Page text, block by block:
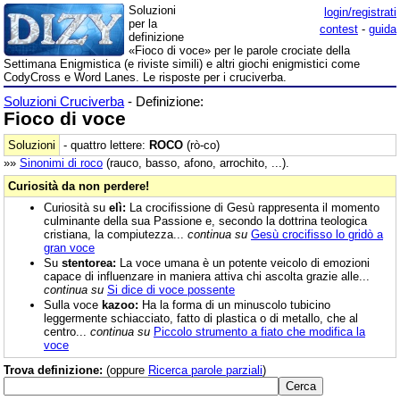
login/registrati
contest - guida
Soluzioni
per la
definizione
«Fioco di voce» per le parole crociate della
Settimana Enigmistica (e riviste simili) e altri giochi enigmistici come
CodyCross e Word Lanes. Le risposte per i cruciverba.
Soluzioni Cruciverba - Definizione:
Fioco di voce
Soluzioni - quattro lettere: ROCO (rò-co)
»» Sinonimi di roco (rauco, basso, afono, arrochito, ...).
Curiosità da non perdere!
Curiosità su elì: La crocifissione di Gesù rappresenta il momento
culminante della sua Passione e, secondo la dottrina teologica
cristiana, la compiutezza... continua su Gesù crocifisso lo gridò a
gran voce
Su stentorea: La voce umana è un potente veicolo di emozioni
capace di influenzare in maniera attiva chi ascolta grazie alle...
continua su Si dice di voce possente
Sulla voce kazoo: Ha la forma di un minuscolo tubicino
leggermente schiacciato, fatto di plastica o di metallo, che al
centro... continua su Piccolo strumento a fiato che modifica la
voce
Trova definizione: (oppure Ricerca parole parziali)